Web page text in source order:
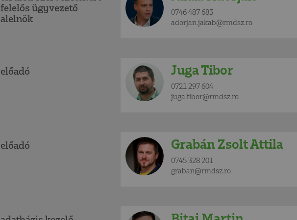
felelős ügyvezető
alelnök
0746 487 683
adorjan.jakab@rmdsz.ro
előadó Juga Tibor
0721 297 604
juga.tibor@rmdsz.ro
előadó Grabán Zsolt Attila
0745 328 201
graban@rmdsz.ro